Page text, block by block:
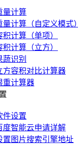
量计算
量计算（自定义模式）
积计算（单项）
积计算（立方）
蔬识别
方容积对比计算器
重计算器
件设置
度智能云申请详解
置图片搜索引擎地址